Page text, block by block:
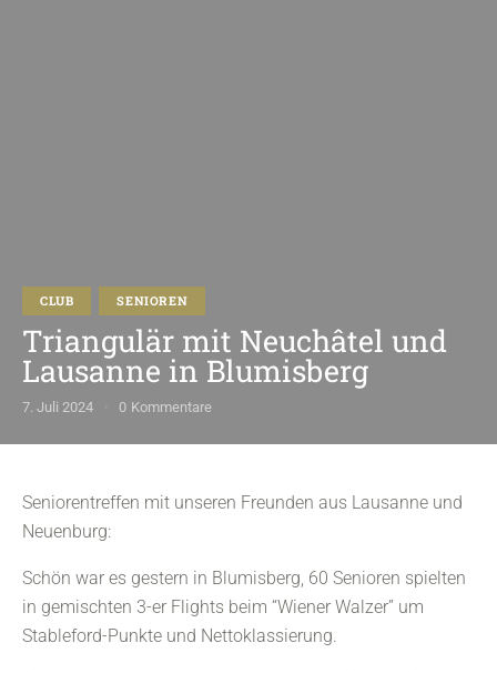
CLUB SENIOREN
Triangulär mit Neuchâtel und
Lausanne in Blumisberg
7. Juli 2024 0 Kommentare
Seniorentreffen mit unseren Freunden aus Lausanne und
Neuenburg:
Schön war es gestern in Blumisberg, 60 Senioren spielten
in gemischten 3-er Flights beim “Wiener Walzer” um
Stableford-Punkte und Nettoklassierung.